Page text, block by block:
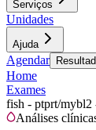
Serviços
Unidades
Ajuda
Agendar
Home
Exames
fish - ptprt/mybl2
Análises